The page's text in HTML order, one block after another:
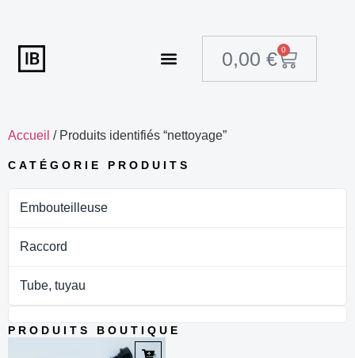
0,00€ 0
Accueil / Produits identifiés “nettoyage”
CATÉGORIE PRODUITS
Embouteilleuse
Raccord
Tube, tuyau
PRODUITS BOUTIQUE